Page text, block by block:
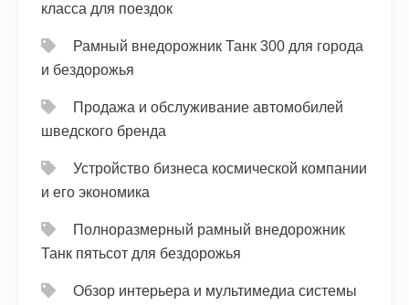
класса для поездок
Рамный внедорожник Танк 300 для города
и бездорожья
Продажа и обслуживание автомобилей
шведского бренда
Устройство бизнеса космической компании
и его экономика
Полноразмерный рамный внедорожник
Танк пятьсот для бездорожья
Обзор интерьера и мультимедиа системы